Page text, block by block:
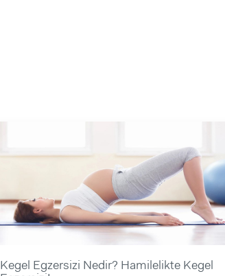
Kegel Egzersizi Nedir? Hamilelikte Kegel